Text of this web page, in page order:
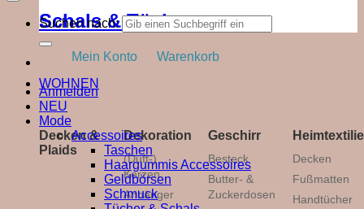
Schals & Tücher
WOHNEN
Decken &
Plaids
Dekoration
(Duft-)
Kerzen
Anhänger
Geschirr
Besteck
Butter- &
Zuckerdosen
Decken
Fußmatten
Handtücher
Suchen nach:
Mein Konto Warenkorb
Anmelden
NEU
Mode
Accessoires
Taschen
Haargummis Accessoires
Geldbörsen
Schmuck